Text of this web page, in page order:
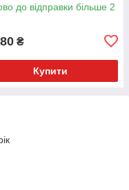
до відправки більше 2
₴
Купити